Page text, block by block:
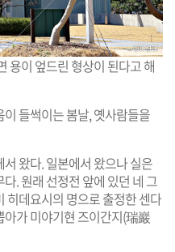
용이 엎드린 형상이 된다고 해
들썩이는 봄날, 옛사람들을
왔다. 일본에서 왔으나 실은
. 원래 선정전 앞에 있던 네 그
히데요시의 명으로 출정한 센다
가 미야기현 즈이간지(瑞巖